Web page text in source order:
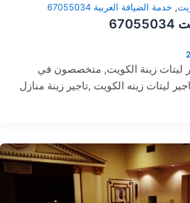
, خدمة الضيافة العربية 67055034
ليتات زينة الكويت, متخصصون في
ليتات زينه الكويت ,تاجير زينة منازل